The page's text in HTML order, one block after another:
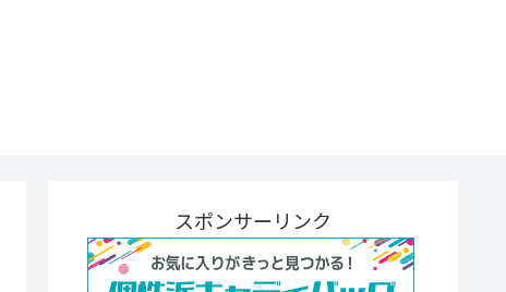
スポンサーリンク